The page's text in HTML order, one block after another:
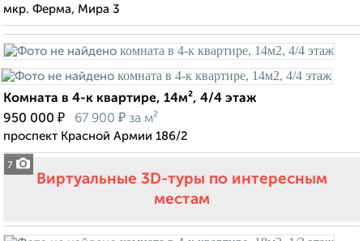
мкр. Ферма, Мира 3
7
Комната в 4-к квартире, 14м², 4/4 этаж
950 000 ₽ 67 900 ₽ за м²
проспект Красной Армии 186/2
Виртуальные 3D-туры по интересным
местам